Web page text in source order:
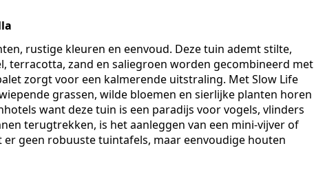
rustige kleuren en eenvoud. Deze tuin ademt stilte,
terracotta, zand en saliegroen worden gecombineerd met
zorgt voor een kalmerende uitstraling. Met Slow Life
grassen, wilde bloemen en sierlijke planten horen
want deze tuin is een paradijs voor vogels, vlinders
terugtrekken, is het aanleggen van een mini-vijver of
geen robuuste tuintafels, maar eenvoudige houten